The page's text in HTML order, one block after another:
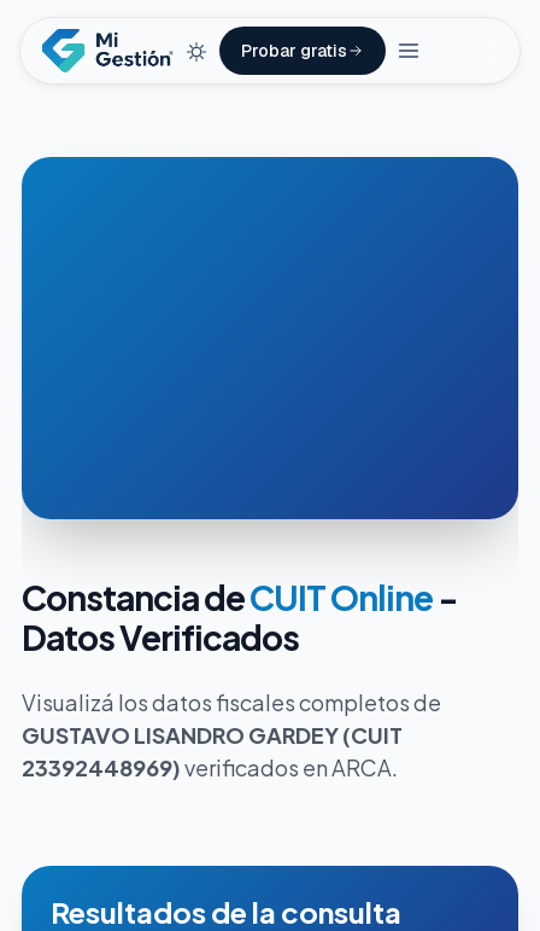
Probar gratis
Constancia deCUIT Online -
Datos Verificados
Visualizá los datos fiscales completos de
GUSTAVO LISANDRO GARDEY (CUIT
23392448969)verificados en ARCA.
Resultados de la consulta